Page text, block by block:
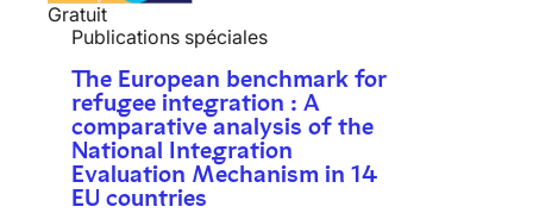
Gratuit
Publications spéciales
The European benchmark for
refugee integration : A
comparative analysis of the
National Integration
Evaluation Mechanism in 14
EU countries